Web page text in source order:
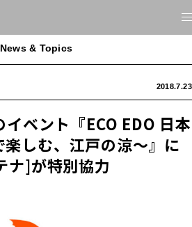
News & Topics
2018.7.23
ベント『ECO EDO 日本
しむ、江戸の涼～』に
]が特別協力